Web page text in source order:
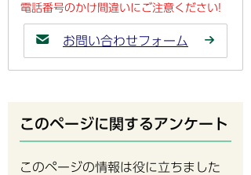
電話番号のかけ間違いにご注意ください!
お問い合わせフォーム
このページに関するアンケート
このページの情報は役に立ちました